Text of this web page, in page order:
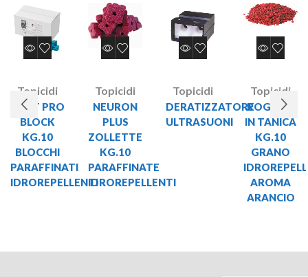
Topicidi
SHUT PRO
BLOCK
KG.10
BLOCCHI
PARAFFINATI
IDROREPELLENTI
Topicidi
NEURON
PLUS
ZOLLETTE
KG.10
PARAFFINATE
IDROREPELLENTI
Topicidi
DERATIZZATORE
ULTRASUONI
Topicidi
ROGAR X
IN TANICA
KG.10
GRANO
AROMA
ARANCIO